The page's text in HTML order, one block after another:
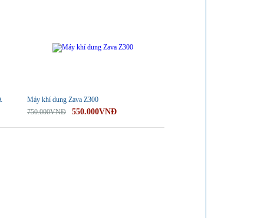
Máy khí dung Zava Z300
750.000VNĐ
550.000VNĐ